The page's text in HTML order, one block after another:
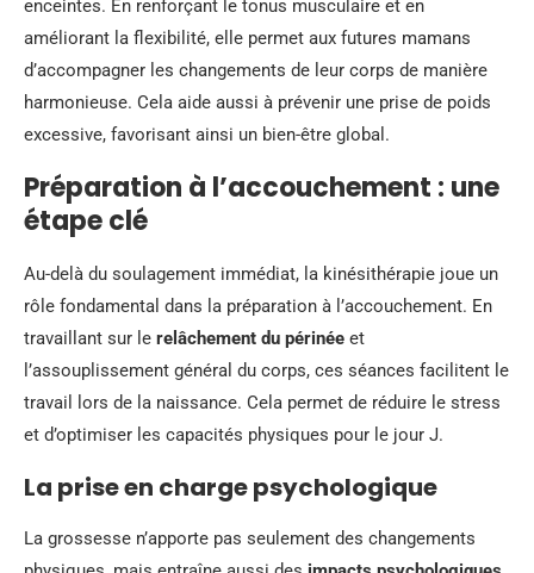
enceintes. En renforçant le tonus musculaire et en
améliorant la flexibilité, elle permet aux futures mamans
d’accompagner les changements de leur corps de manière
harmonieuse. Cela aide aussi à prévenir une prise de poids
excessive, favorisant ainsi un bien-être global.
Préparation à l’accouchement : une
étape clé
Au-delà du soulagement immédiat, la kinésithérapie joue un
rôle fondamental dans la préparation à l’accouchement. En
travaillant sur le relâchement du périnée et
l’assouplissement général du corps, ces séances facilitent le
travail lors de la naissance. Cela permet de réduire le stress
et d’optimiser les capacités physiques pour le jour J.
La prise en charge psychologique
La grossesse n’apporte pas seulement des changements